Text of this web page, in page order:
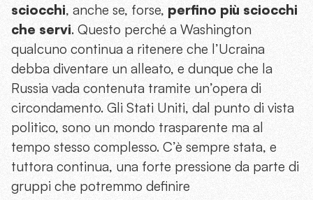
sciocchi, anche se, forse, perfino più sciocchi
che servi. Questo perché a Washington
qualcuno continua a ritenere che l’Ucraina
debba diventare un alleato, e dunque che la
Russia vada contenuta tramite un’opera di
circondamento. Gli Stati Uniti, dal punto di vista
politico, sono un mondo trasparente ma al
tempo stesso complesso. C’è sempre stata, e
tuttora continua, una forte pressione da parte di
gruppi che potremmo definire